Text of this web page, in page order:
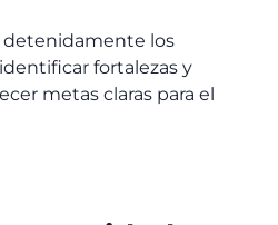
detenidamente los
fortalezas y
metas claras para el